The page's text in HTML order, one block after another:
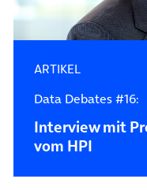
ARTIKEL
Data Debates #16:
Interview mit
vom HPI